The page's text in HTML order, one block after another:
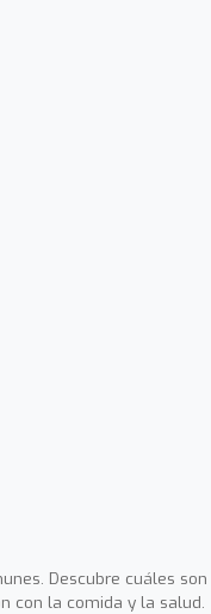
Descubre cuáles son
con la comida y la salud.